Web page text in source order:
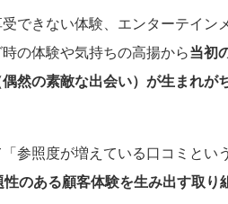
できない体験、エンターテイン
の体験や気持ちの高揚から当初
然の素敵な出会い）が生まれが
参照度が増えている口コミとい
のある顧客体験を生み出す取り